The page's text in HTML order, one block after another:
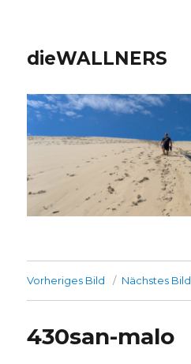
dieWALLNERS
Vorheriges Bild Nächstes Bild
430san-malo